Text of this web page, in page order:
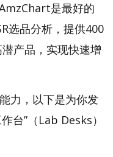
是最好的
选品分析，提供400
产品，实现快速增
力，以下是为你发
台”（Lab Desks）